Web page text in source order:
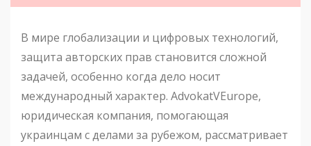
В мире глобализации и цифровых технологий,
защита авторских прав становится сложной
задачей, особенно когда дело носит
международный характер. AdvokatVEurope,
юридическая компания, помогающая
украинцам с делами за рубежом, рассматривает